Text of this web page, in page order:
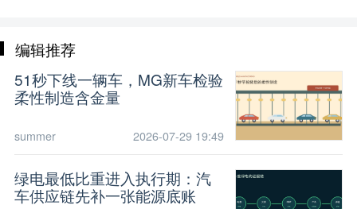
编辑推荐
51秒下线一辆车，MG新车检验
柔性制造含金量
summer 2026-07-29 19:49
绿电最低比重进入执行期：汽
车供应链先补一张能源底账